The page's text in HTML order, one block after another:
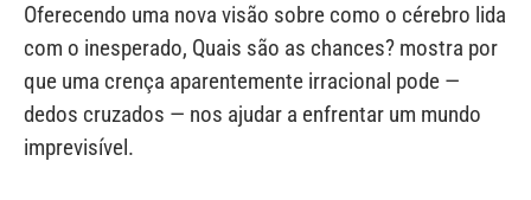
Oferecendo uma nova visão sobre como o cérebro lida
com o inesperado, Quais são as chances? mostra por
que uma crença aparentemente irracional pode —
dedos cruzados — nos ajudar a enfrentar um mundo
imprevisível.